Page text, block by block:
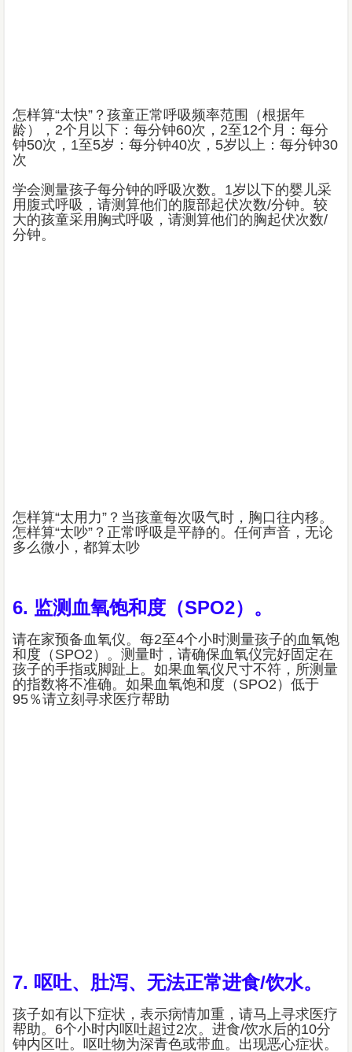
怎样算“太快”？孩童正常呼吸频率范围（根据年
龄），2个月以下：每分钟60次，2至12个月：每分
钟50次，1至5岁：每分钟40次，5岁以上：每分钟30
次
学会测量孩子每分钟的呼吸次数。1岁以下的婴儿采
用腹式呼吸，请测算他们的腹部起伏次数/分钟。较
大的孩童采用胸式呼吸，请测算他们的胸起伏次数/
分钟。
怎样算“太用力”？当孩童每次吸气时，胸口往内移。
怎样算“太吵”？正常呼吸是平静的。任何声音，无论
多么微小，都算太吵
6. 监测血氧饱和度（SPO2）。
请在家预备血氧仪。每2至4个小时测量孩子的血氧饱
和度（SPO2）。测量时，请确保血氧仪完好固定在
孩子的手指或脚趾上。如果血氧仪尺寸不符，所测量
的指数将不准确。如果血氧饱和度（SPO2）低于
95％请立刻寻求医疗帮助
7. 呕吐、肚泻、无法正常进食/饮水。
孩子如有以下症状，表示病情加重，请马上寻求医疗
帮助。6个小时内呕吐超过2次。进食/饮水后的10分
钟内区吐。呕吐物为深青色或带血。出现恶心症状。